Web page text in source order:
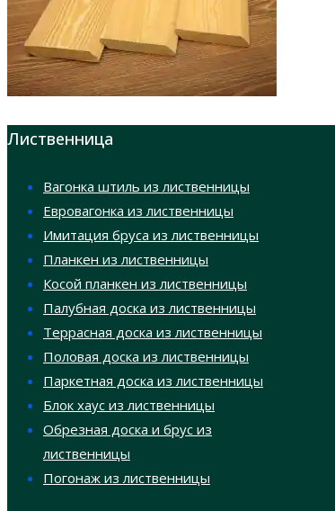
Лиственница
Вагонка штиль из лиственницы
Евровагонка из лиственницы
Имитация бруса из лиственницы
Планкен из лиственницы
Косой планкен из лиственницы
Палубная доска из лиственницы
Террасная доска из лиственницы
Половая доска из лиственницы
Паркетная доска из лиственницы
Блок хаус из лиственницы
Обрезная доска и брус из
лиственницы
Погонаж из лиственницы